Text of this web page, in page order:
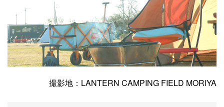
撮影地：LANTERN CAMPING FIELD MORIYA